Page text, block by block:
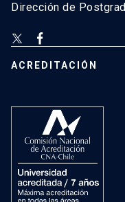
Dirección de
ACREDITACIÓN